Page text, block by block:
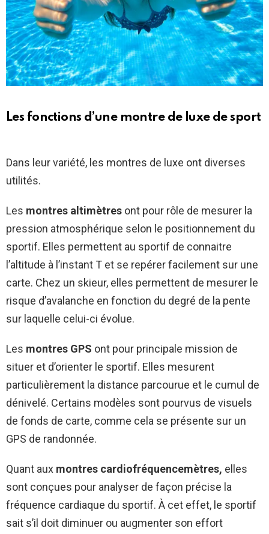
Les fonctions d’une montre de luxe de sport
Dans leur variété, les montres de luxe ont diverses
utilités.
Les montres altimètres ont pour rôle de mesurer la
pression atmosphérique selon le positionnement du
sportif. Elles permettent au sportif de connaitre
l’altitude à l’instant T et se repérer facilement sur une
carte. Chez un skieur, elles permettent de mesurer le
risque d’avalanche en fonction du degré de la pente
sur laquelle celui-ci évolue.
Les montres GPS ont pour principale mission de
situer et d’orienter le sportif. Elles mesurent
particulièrement la distance parcourue et le cumul de
dénivelé. Certains modèles sont pourvus de visuels
de fonds de carte, comme cela se présente sur un
GPS de randonnée.
Quant aux montres cardiofréquencemètres, elles
sont conçues pour analyser de façon précise la
fréquence cardiaque du sportif. À cet effet, le sportif
sait s’il doit diminuer ou augmenter son effort